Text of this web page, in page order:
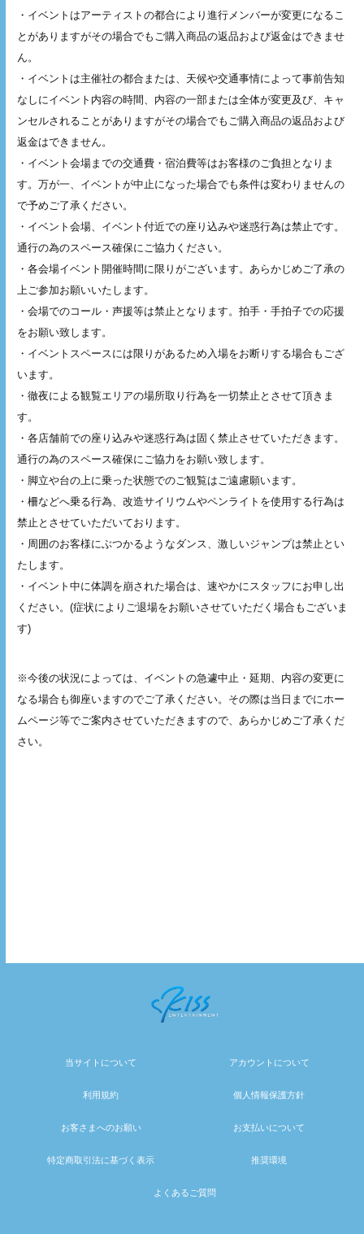
・イベントはアーティストの都合により進行メンバーが変更になるこ
とがありますがその場合でもご購入商品の返品および返金はできませ
ん。
・イベントは主催社の都合または、天候や交通事情によって事前告知
なしにイベント内容の時間、内容の一部または全体が変更及び、キャ
ンセルされることがありますがその場合でもご購入商品の返品および
返金はできません。
・イベント会場までの交通費・宿泊費等はお客様のご負担となりま
す。万が一、イベントが中止になった場合でも条件は変わりませんの
で予めご了承ください。
・イベント会場、イベント付近での座り込みや迷惑行為は禁止です。
通行の為のスペース確保にご協力ください。
・各会場イベント開催時間に限りがございます。あらかじめご了承の
上ご参加お願いいたします。
・会場でのコール・声援等は禁止となります。拍手・手拍子での応援
をお願い致します。
・イベントスペースには限りがあるため入場をお断りする場合もござ
います。
・徹夜による観覧エリアの場所取り行為を一切禁止とさせて頂きま
す。
・各店舗前での座り込みや迷惑行為は固く禁止させていただきます。
通行の為のスペース確保にご協力をお願い致します。
・脚立や台の上に乗った状態でのご観覧はご遠慮願います。
・柵などへ乗る行為、改造サイリウムやペンライトを使用する行為は
禁止とさせていただいております。
・周囲のお客様にぶつかるようなダンス、激しいジャンプは禁止とい
たします。
・イベント中に体調を崩された場合は、速やかにスタッフにお申し出
ください。(症状によりご退場をお願いさせていただく場合もございま
す)
※今後の状況によっては、イベントの急遽中止・延期、内容の変更に
なる場合も御座いますのでご了承ください。その際は当日までにホー
ムページ等でご案内させていただきますので、あらかじめご了承くだ
さい。
当サイトについて アカウントについて
利用規約 個人情報保護方針
お客さまへのお願い お支払いについて
特定商取引法に基づく表示 推奨環境
よくあるご質問